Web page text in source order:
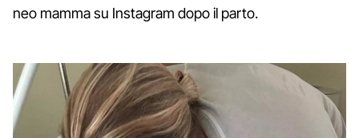
neo mamma su Instagram dopo il parto.